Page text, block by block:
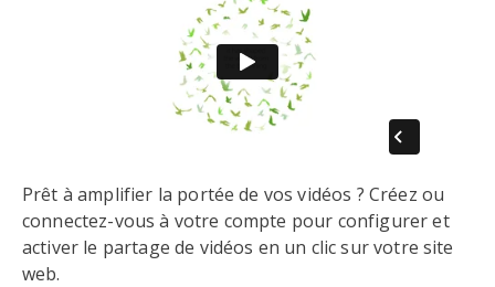
Prêt à amplifier la portée de vos vidéos ? Créez ou
connectez-vous à votre compte pour configurer et
activer le partage de vidéos en un clic sur votre site
web.